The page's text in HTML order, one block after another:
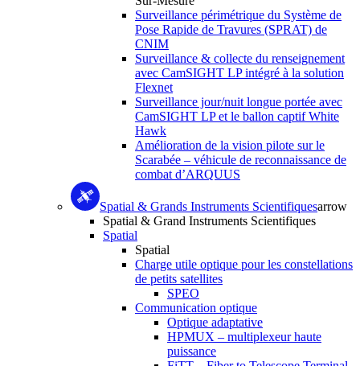
Surveillance périmétrique du Système de
Pose Rapide de Travures (SPRAT) de
CNIM
Surveillance & collecte du renseignement
avec CamSIGHT LP intégré à la solution
Flexnet
Surveillance jour/nuit longue portée avec
CamSIGHT LP et le ballon captif White
Hawk
Amélioration de la vision pilote sur le
Scarabée – véhicule de reconnaissance de
combat d’ARQUUS
Spatial & Grands Instruments Scientifiquesarrow
Spatial & Grand Instruments Scientifiques
Spatial
Spatial
Charge utile optique pour les constellations
de petits satellites
SPEO
Communication optique
Optique adaptative
HPMUX – multiplexeur haute
puissance